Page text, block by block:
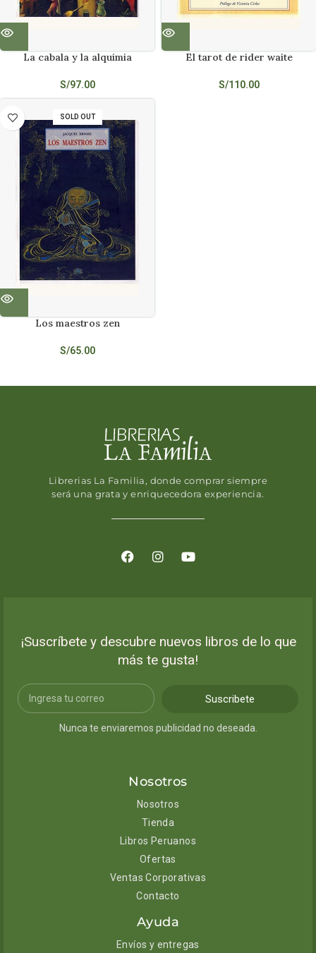
La cabala y la alquimia
S/97.00
El tarot de rider waite
S/110.00
SOLD OUT
Los maestros zen
S/65.00
Librerias La Familia, donde comprar siempre
será una grata y enriquecedora experiencia.
¡Suscríbete y descubre nuevos libros de lo que
más te gusta!
Suscribete
Nunca te enviaremos publicidad no deseada.
Nosotros
Nosotros
Tienda
Libros Peruanos
Ofertas
Ventas Corporativas
Contacto
Ayuda
Envíos y entregas